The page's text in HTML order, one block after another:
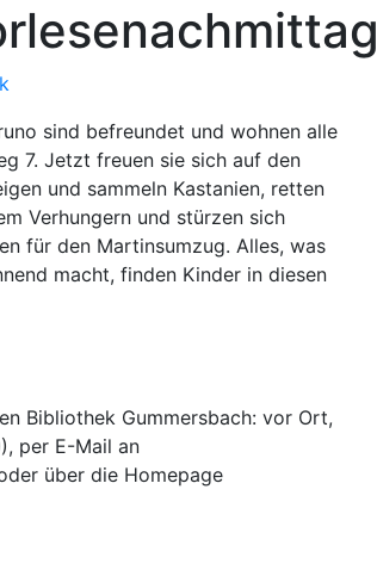
sind befreundet und wohnen alle
7. Jetzt freuen sie sich auf den
und sammeln Kastanien, retten
Verhungern und stürzen sich
für den Martinsumzug. Alles, was
macht, finden Kinder in diesen
Bibliothek Gummersbach: vor Ort,
per E-Mail an
über die Homepage